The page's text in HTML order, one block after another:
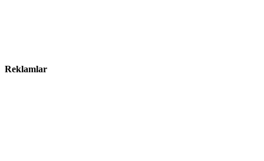
Reklamlar